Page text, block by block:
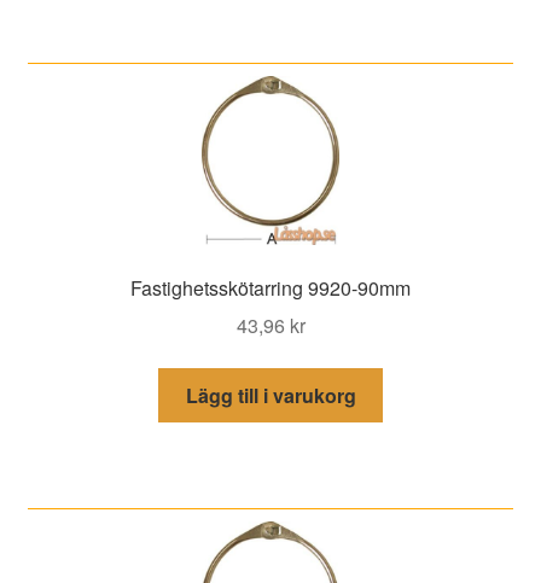
Fastighetsskötarring 9920-90mm
43,96 kr
Lägg till i varukorg